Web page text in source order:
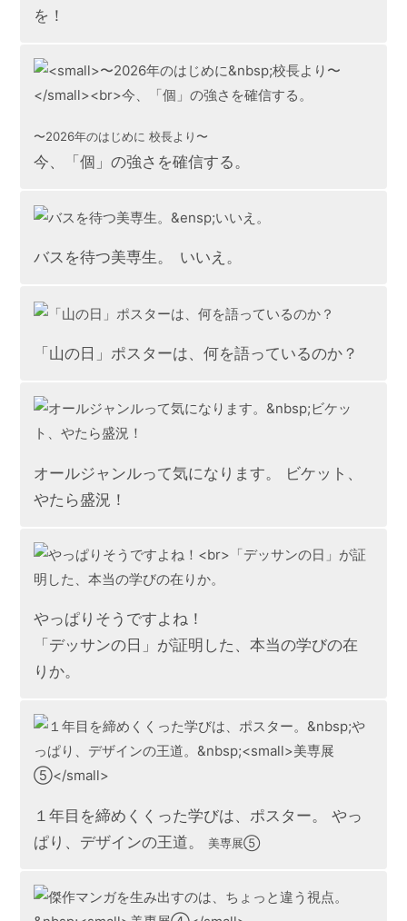
を！
〜2026年のはじめに 校長より〜
今、「個」の強さを確信する。
バスを待つ美専生。 いいえ。
「山の日」ポスターは、何を語っているのか？
オールジャンルって気になります。 ビケット、
やたら盛況！
やっぱりそうですよね！
「デッサンの日」が証明した、本当の学びの在
りか。
１年目を締めくくった学びは、ポスター。 やっ
ぱり、デザインの王道。
美専展⑤